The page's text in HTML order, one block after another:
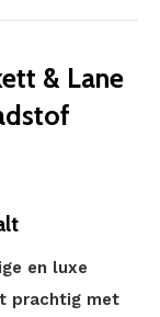
& Lane
en luxe
prachtig met